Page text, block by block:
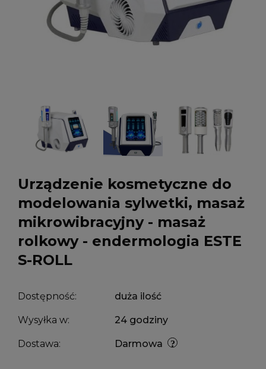
Urządzenie kosmetyczne do
modelowania sylwetki, masaż
mikrowibracyjny - masaż
rolkowy - endermologia ESTE
S-ROLL
Dostępność: duża ilość
Wysyłka w: 24 godziny
Dostawa: Darmowa